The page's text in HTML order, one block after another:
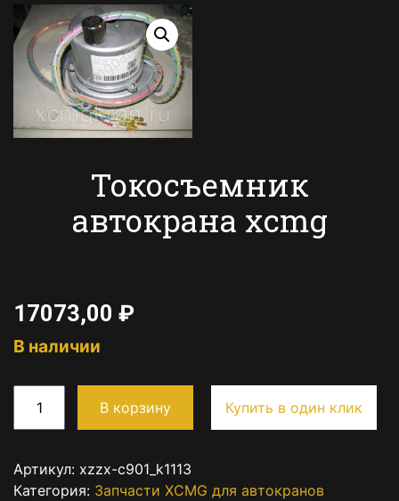
Токосъемник
автокрана xcmg
17073,00 ₽
В наличии
В корзину Купить в один клик
Артикул: xzzx-c901_k1113
Категория: Запчасти XCMG для автокранов